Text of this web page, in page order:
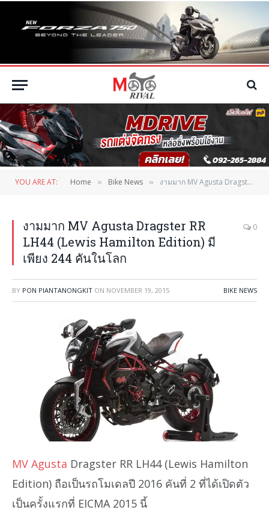
YOU ARE AT: Home » Bike News » งามมาก MV Agusta Dragster RR LH44 (Lewis Hamilton Edition) มีเพียง 244 คันในโลก
งามมาก MV Agusta Dragster RR
LH44 (Lewis Hamilton Edition) มี
เพียง 244 คันในโลก
0
BY PON PIANTANONGKIT ON NOVEMBER 19, 2015 BIKE NEWS
MV Agusta Dragster RR LH44 (Lewis Hamilton
Edition) ถือเป็นรถโมเดลปี 2016 คันที่ 2 ที่ได้เปิดตัว
เป็นครั้งแรกที่ EICMA 2015 นี้